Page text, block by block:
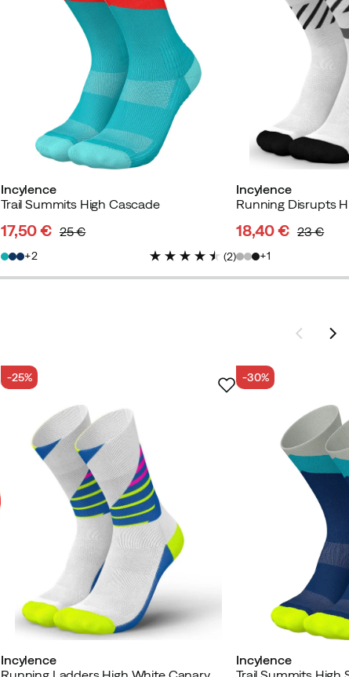
Incylence
Trail Summits High Cascade
price
17,50 €
price
25 €
2 (2)
Incylence
Running Disrupts
price
18,40 €
price
23 €
1
Incylence
-25%
Incylence
-30%